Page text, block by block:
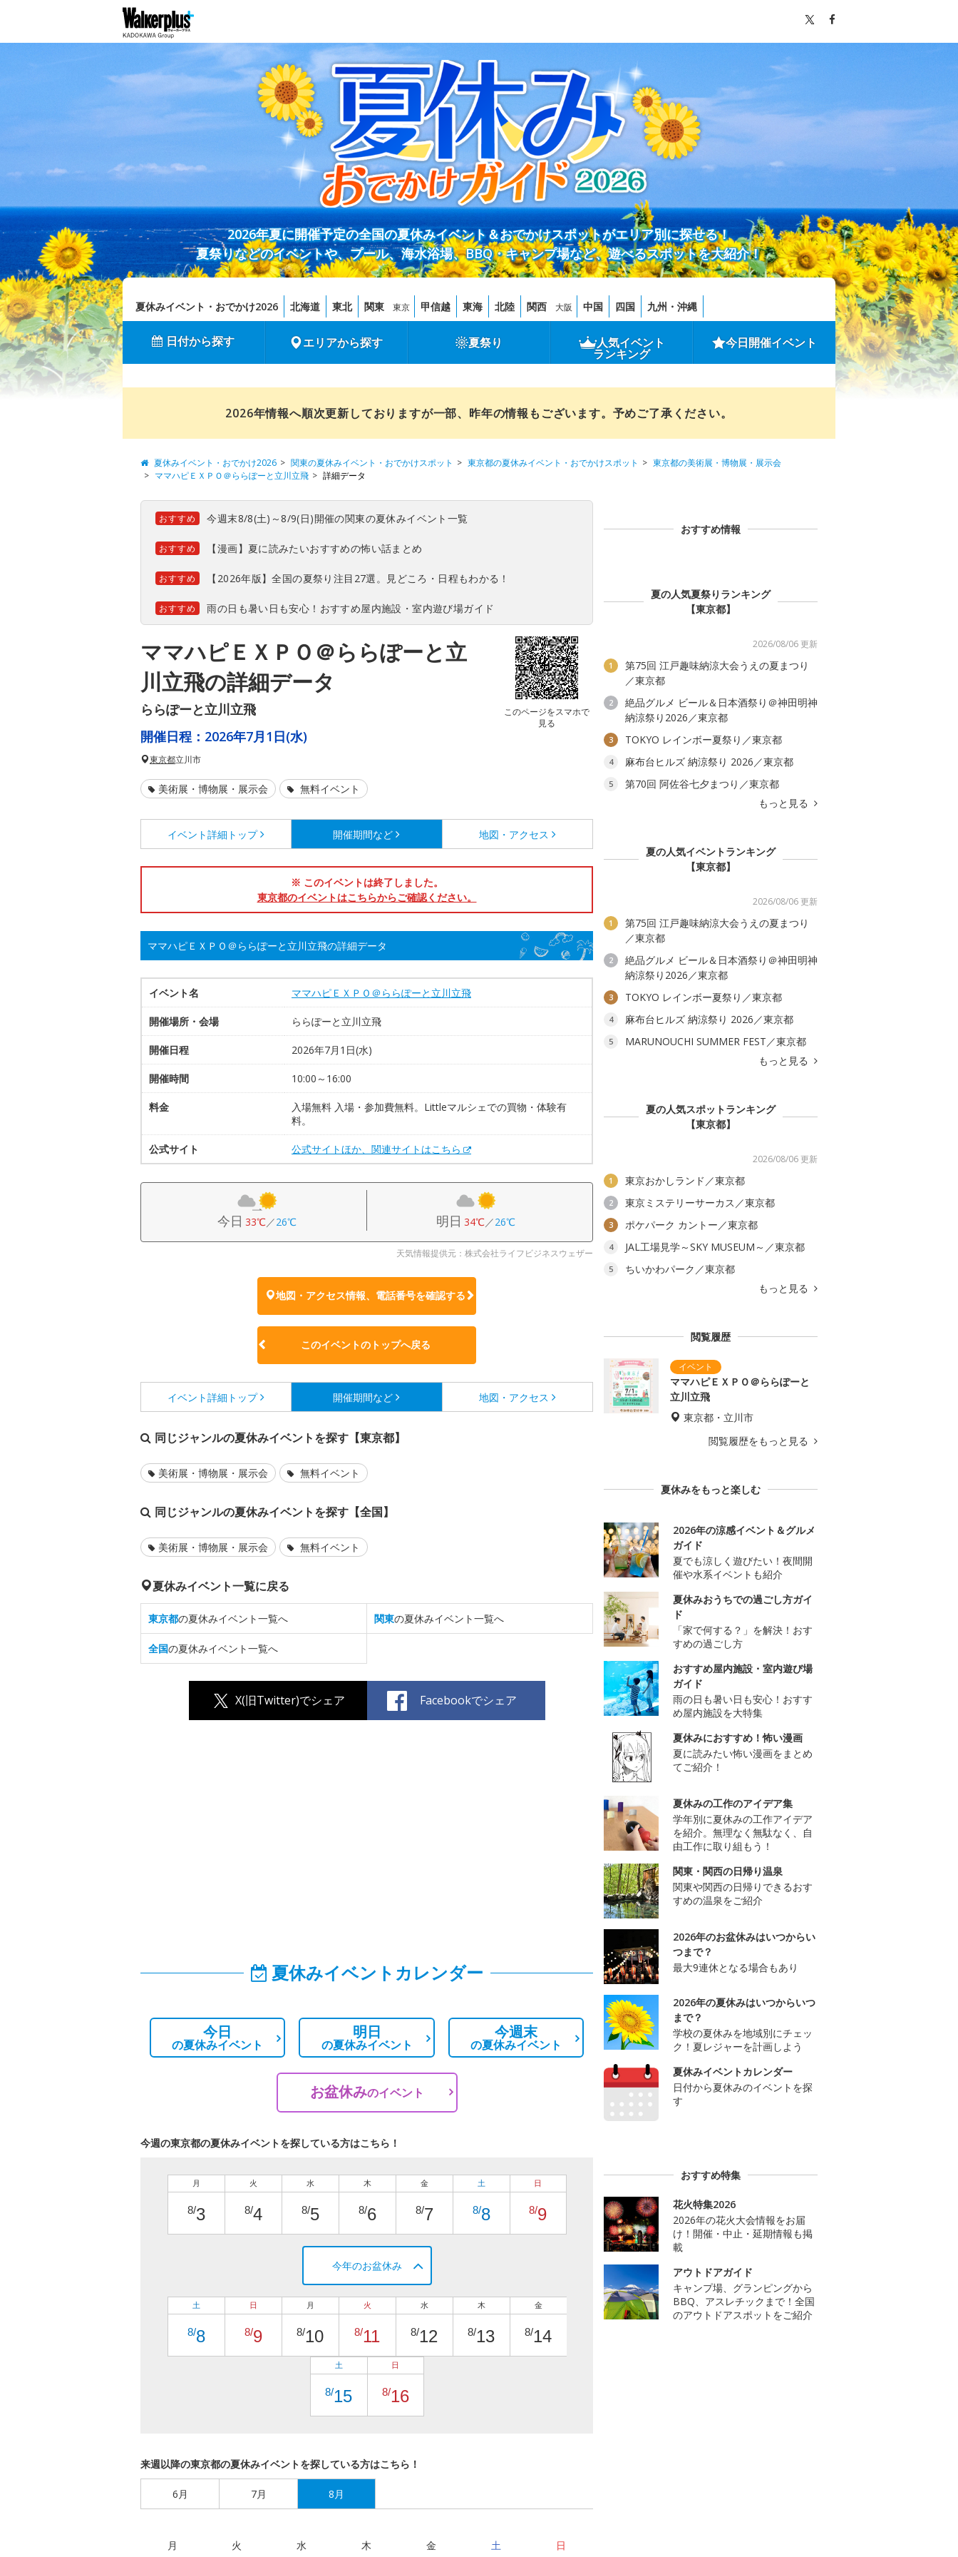
2026年夏に開催予定の全国の夏休みイベント＆おでかけスポットがエリア別に探せる！
夏祭りなどのイベントや、プール、海水浴場、BBQ・キャンプ場など、遊べるスポットを大紹介！
夏休みイベント・おでかけ2026 北海道 東北 関東 東京 甲信越 東海 北陸 関西 大阪 中国 四国 九州・沖縄
日付から探す エリアから探す 夏祭り 人気イベント
ランキング
今日開催イベント
2026年情報へ順次更新しておりますが一部、昨年の情報もございます。予めご了承ください。
夏休みイベント・おでかけ2026 関東の夏休みイベント・おでかけスポット 東京都の夏休みイベント・おでかけスポット
東京都の美術展・博物展・展示会
ママハピＥＸＰＯ＠ららぽーと立川立飛
詳細データ
おすすめ 今週末8/8(土)～8/9(日)開催の関東の夏休みイベント一覧
おすすめ 【漫画】夏に読みたいおすすめの怖い話まとめ
おすすめ 【2026年版】全国の夏祭り注目27選。見どころ・日程もわかる！
おすすめ 雨の日も暑い日も安心！おすすめ屋内施設・室内遊び場ガイド
ママハピＥＸＰＯ＠ららぽーと立
川立飛の詳細データ
ららぽーと立川立飛
このページをスマホで
見る
開催日程： 2026年7月1日(水)
東京都立川市
美術展・博物展・展示会 無料イベント
イベント詳細 トップ 開催期間など 地図・アクセス
※ このイベントは終了しました。
東京都のイベントはこちらからご確認ください。
ママハピＥＸＰＯ＠ららぽーと立川立飛の詳細データ
イベント名 ママハピＥＸＰＯ＠ららぽーと立川立飛
開催場所・会場 ららぽーと立川立飛
開催日程 2026年7月1日(水)
開催時間 10:00～16:00
料金
入場無料 入場・参加費無料。Littleマルシェでの買物・体験有
料。
公式サイト 公式サイトほか、関連サイトはこちら
今日 33℃／26℃ 明日 34℃／26℃
天気情報提供元：株式会社ライフビジネスウェザー
地図・アクセス情報、電話番号を確認する
このイベントのトップへ戻る
イベント詳細 トップ 開催期間など 地図・アクセス
同じジャンルの夏休みイベントを探す【東京都】
美術展・博物展・展示会 無料イベント
同じジャンルの夏休みイベントを探す【全国】
美術展・博物展・展示会 無料イベント
夏休みイベント一覧に戻る
東京都の夏休みイベント一覧へ 関東の夏休みイベント一覧へ
全国の夏休みイベント一覧へ
X(旧Twitter)でシェア Facebookでシェア
夏休みイベントカレンダー
今日
の夏休みイベント
明日
の夏休みイベント
今週末
の夏休みイベント
お盆休みのイベント
今週の東京都の夏休みイベントを探している方はこちら！
月
8/3
火
8/4
水
8/5
木
8/6
金
8/7
土
8/8
日
8/9
今年のお盆休み
土
8/8
日
8/9
月
8/10
火
8/11
水
8/12
木
8/13
金
8/14
土
8/15
日
8/16
来週以降の東京都の夏休みイベントを探している方はこちら！
6月 7月 8月
月 火 水 木 金 土 日
おすすめ情報
夏の人気夏祭りランキング
【東京都】
2026/08/06 更新
1
第75回 江戸趣味納涼大会うえの夏まつり
／東京都
2
絶品グルメ ビール＆日本酒祭り＠神田明神
納涼祭り2026／東京都
3 TOKYO レインボー夏祭り／東京都
4 麻布台ヒルズ 納涼祭り 2026／東京都
5
第70回 阿佐谷七夕まつり／東京都
もっと見る
夏の人気イベントランキング
【東京都】
2026/08/06 更新
1
第75回 江戸趣味納涼大会うえの夏まつり
／東京都
2
絶品グルメ ビール＆日本酒祭り＠神田明神
納涼祭り2026／東京都
3 TOKYO レインボー夏祭り／東京都
4 麻布台ヒルズ 納涼祭り 2026／東京都
5
MARUNOUCHI SUMMER FEST／東京都
もっと見る
夏の人気スポットランキング
【東京都】
2026/08/06 更新
1 東京おかしランド／東京都
2 東京ミステリーサーカス／東京都
3 ポケパーク カントー／東京都
4 JAL工場見学～SKY MUSEUM～／東京都
5
ちいかわパーク／東京都
もっと見る
閲覧履歴
ママハピＥＸＰＯ＠ららぽーと
立川立飛
東京都・立川市
閲覧履歴をもっと見る
夏休みをもっと楽しむ
2026年の涼感イベント＆グルメ
ガイド
夏でも涼しく遊びたい！夜間開
催や水系イベントも紹介
夏休みおうちでの過ごし方ガイ
ド
「家で何する？」を解決！おす
すめの過ごし方
おすすめ屋内施設・室内遊び場
ガイド
雨の日も暑い日も安心！おすす
め屋内施設を大特集
夏休みにおすすめ！怖い漫画
夏に読みたい怖い漫画をまとめ
てご紹介！
夏休みの工作のアイデア集
学年別に夏休みの工作アイデア
を紹介。無理なく無駄なく、自
由工作に取り組もう！
関東・関西の日帰り温泉
関東や関西の日帰りできるおす
すめの温泉をご紹介
2026年のお盆休みはいつからい
つまで？
最大9連休となる場合もあり
2026年の夏休みはいつからいつ
まで？
学校の夏休みを地域別にチェッ
ク！夏レジャーを計画しよう
夏休みイベントカレンダー
日付から夏休みのイベントを探
す
おすすめ特集
花火特集2026
2026年の花火大会情報をお届
け！開催・中止・延期情報も掲
載
アウトドアガイド
キャンプ場、グランピングから
BBQ、アスレチックまで！全国
のアウトドアスポットをご紹介